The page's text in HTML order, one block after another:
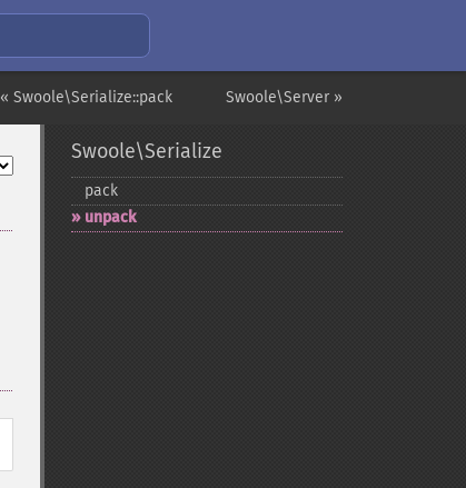
Swoole\Server »
« Swoole\Serialize::pack
Swoole\Serialize
pack
unpack